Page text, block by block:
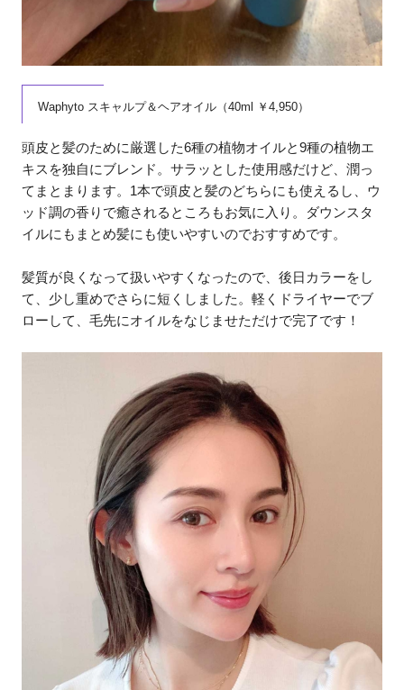
Waphyto スキャルプ＆ヘアオイル（40ml ￥4,950）
頭皮と髪のために厳選した6種の植物オイルと9種の植物エ
キスを独自にブレンド。サラッとした使用感だけど、潤っ
てまとまります。1本で頭皮と髪のどちらにも使えるし、ウ
ッド調の香りで癒されるところもお気に入り。ダウンスタ
イルにもまとめ髪にも使いやすいのでおすすめです。
髪質が良くなって扱いやすくなったので、後日カラーをし
て、少し重めでさらに短くしました。軽くドライヤーでブ
ローして、毛先にオイルをなじませただけで完了です！